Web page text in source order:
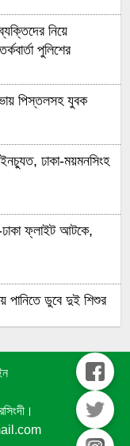
নিয়ে
পুলিশের
পিস্তলসহ যুবক
ঢাকা-ময়মনসিংহ
ঢাকা ফ্লাইট আটকে,
পানিতে ডুবে দুই শিশুর
যৌথ
কোনো সম্পৃক্ততা নেই